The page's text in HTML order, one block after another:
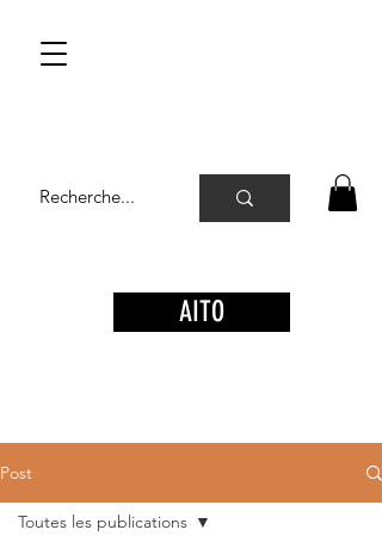
AITO
Post
Toutes les publications